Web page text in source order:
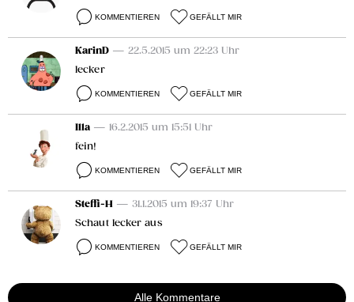
KOMMENTIEREN GEFÄLLT MIR
KarinD — 22.5.2015 um 22:23 Uhr
lecker
KOMMENTIEREN GEFÄLLT MIR
Illa — 16.2.2015 um 15:51 Uhr
fein!
KOMMENTIEREN GEFÄLLT MIR
Steffi-H — 31.1.2015 um 19:37 Uhr
Schaut lecker aus
KOMMENTIEREN GEFÄLLT MIR
Alle Kommentare